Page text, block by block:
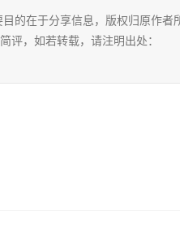
的在于分享信息，版权归原作者
，如若转载，请注明出处：